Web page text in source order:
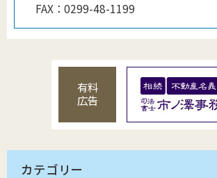
FAX： 0299-48-1199
有料
広告
カテゴリー